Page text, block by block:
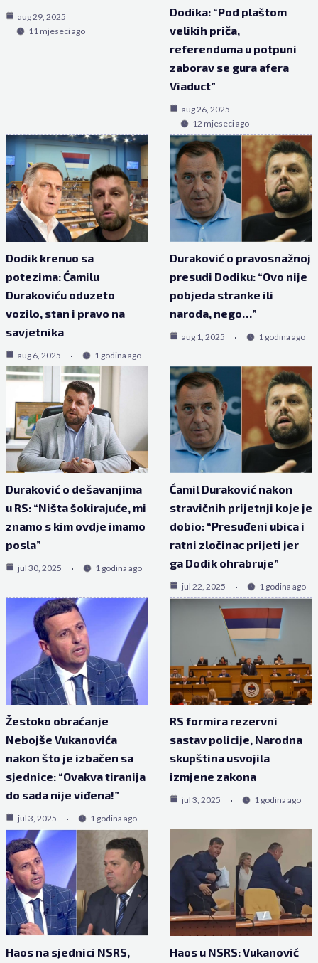
aug 29, 2025
11 mjeseci ago
Dodika: “Pod plaštom
velikih priča,
referenduma u potpuni
zaborav se gura afera
Viaduct”
aug 26, 2025
12 mjeseci ago
Dodik krenuo sa
potezima: Ćamilu
Durakoviću oduzeto
vozilo, stan i pravo na
savjetnika
aug 6, 2025 1 godina ago
Duraković o pravosnažnoj
presudi Dodiku: “Ovo nije
pobjeda stranke ili
naroda, nego…”
aug 1, 2025 1 godina ago
Duraković o dešavanjima
u RS: “Ništa šokirajuće, mi
znamo s kim ovdje imamo
posla”
jul 30, 2025 1 godina ago
Ćamil Duraković nakon
stravičnih prijetnji koje je
dobio: “Presuđeni ubica i
ratni zločinac prijeti jer
ga Dodik ohrabruje”
jul 22, 2025 1 godina ago
Žestoko obraćanje
Nebojše Vukanovića
nakon što je izbačen sa
sjednice: “Ovakva tiranija
do sada nije viđena!”
jul 3, 2025 1 godina ago
RS formira rezervni
sastav policije, Narodna
skupština usvojila
izmjene zakona
jul 3, 2025 1 godina ago
Haos na sjednici NSRS,
Haos u NSRS: Vukanović